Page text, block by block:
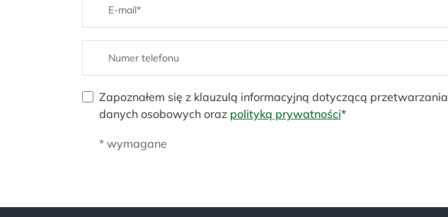
Zapoznałem się z klauzulą informacyjną dotyczącą przetwarzania
danych osobowych oraz polityką prywatności*
* wymagane